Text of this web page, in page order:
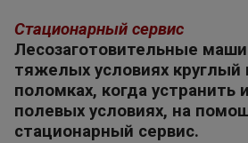
Стационарный сервис
Лесозаготовительные
тяжелых условиях круглый
поломках, когда устранить
полевых условиях, на
стационарный сервис.